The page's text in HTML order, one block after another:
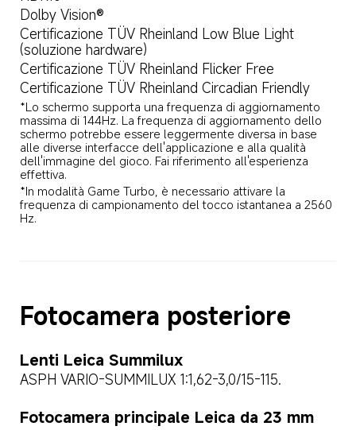
Dolby Vision®
Certificazione TÜV Rheinland Low Blue Light
(soluzione hardware)
Certificazione TÜV Rheinland Flicker Free
Certificazione TÜV Rheinland Circadian Friendly
*Lo schermo supporta una frequenza di aggiornamento
massima di 144Hz. La frequenza di aggiornamento dello
schermo potrebbe essere leggermente diversa in base
alle diverse interfacce dell'applicazione e alla qualità
dell'immagine del gioco. Fai riferimento all'esperienza
effettiva.
*In modalità Game Turbo, è necessario attivare la
frequenza di campionamento del tocco istantanea a 2560
Hz.
Fotocamera posteriore
Lenti Leica Summilux
ASPH VARIO-SUMMILUX 1:1,62-3,0/15-115.
Fotocamera principale Leica da 23 mm